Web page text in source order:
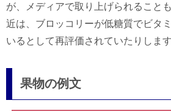
が、メディアで取り上げられること
近は、ブロッコリーが低糖質でビタ
いるとして再評価されていたりします
果物の例文